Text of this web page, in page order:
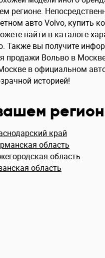
регионе.
авто Volvo, купить
найти в каталоге
Также вы получите
продажи Вольво в
в официальном
историей!
край
область
область
область